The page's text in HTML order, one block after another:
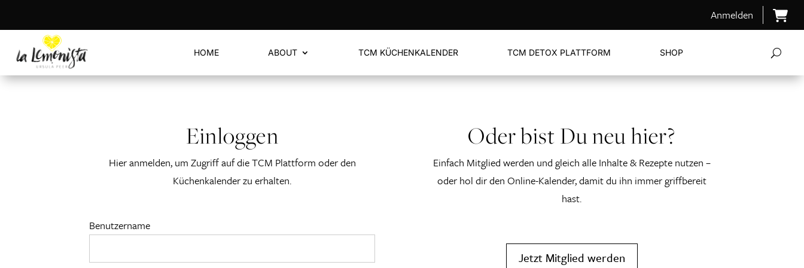
Anmelden
HOME ABOUT TCM KÜCHENKALENDER TCM DETOX PLATTFORM SHOP
Einloggen
Hier anmelden, um Zugriff auf die TCM Plattform oder den
Küchenkalender zu erhalten.
Benutzername
Oder bist Du neu hier?
Einfach Mitglied werden und gleich alle Inhalte & Rezepte nutzen –
oder hol dir den Online-Kalender, damit du ihn immer griffbereit
hast.
Jetzt Mitglied werden